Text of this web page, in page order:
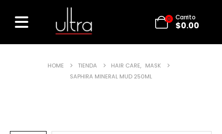
0 Carrito
$0.00
HOME TIENDA HAIR CARE, MASK
SAPHIRA MINERAL MUD 250ML